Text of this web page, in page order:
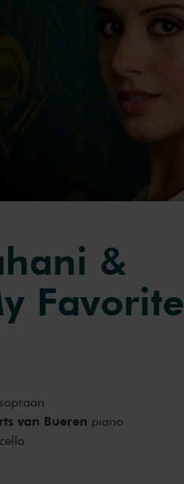
&
Favorite
sopraan
van Bueren piano
cello